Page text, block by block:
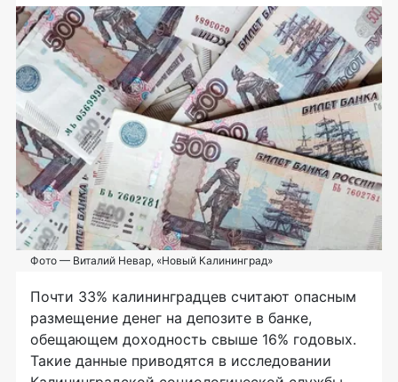
Фото — Виталий Невар, «Новый Калининград»
Почти 33% калининградцев считают опасным
размещение денег на депозите в банке,
обещающем доходность свыше 16% годовых.
Такие данные приводятся в исследовании